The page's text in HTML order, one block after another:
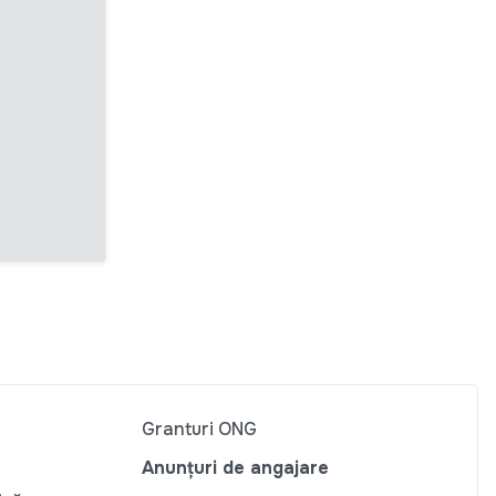
Granturi ONG
Anunțuri de angajare